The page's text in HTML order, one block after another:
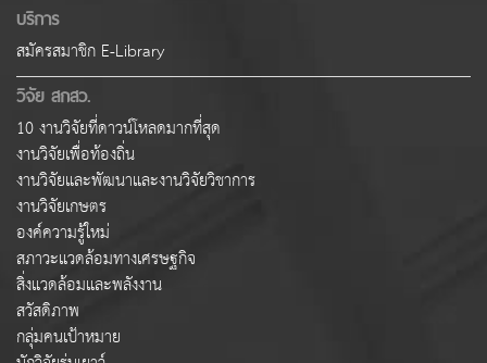
บริการ
สมัครสมาชิก E-Library
วิจัย สกสว.
10 งานวิจัยที่ดาวน์โหลดมากที่สุด
งานวิจัยเพื่อท้องถิ่น
งานวิจัยและพัฒนาและงานวิจัยวิชาการ
งานวิจัยเกษตร
องค์ความรู้ใหม่
สภาวะแวดล้อมทางเศรษฐกิจ
สิ่งแวดล้อมและพลังงาน
สวัสดิภาพ
กลุ่มคนเป้าหมาย